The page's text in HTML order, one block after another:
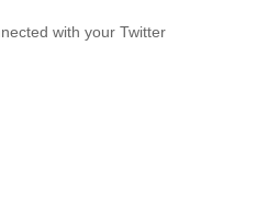
with your Twitter